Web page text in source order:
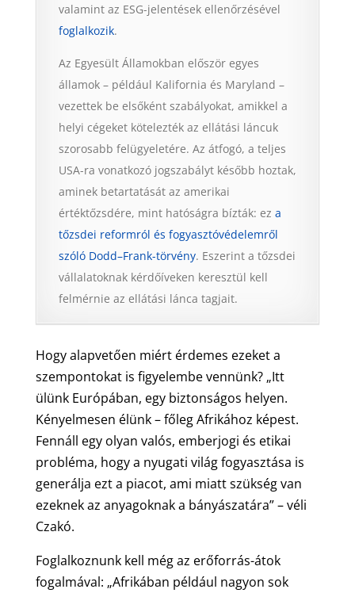
valamint az ESG-jelentések ellenőrzésével
foglalkozik.
Az Egyesült Államokban először egyes
államok – például Kalifornia és Maryland –
vezettek be elsőként szabályokat, amikkel a
helyi cégeket kötelezték az ellátási láncuk
szorosabb felügyeletére. Az átfogó, a teljes
USA-ra vonatkozó jogszabályt később hoztak,
aminek betartatását az amerikai
értéktőzsdére, mint hatóságra bízták: ez a
tőzsdei reformról és fogyasztóvédelemről
szóló Dodd–Frank-törvény. Eszerint a tőzsdei
vállalatoknak kérdőíveken keresztül kell
felmérnie az ellátási lánca tagjait.
Hogy alapvetően miért érdemes ezeket a
szempontokat is figyelembe vennünk? „Itt
ülünk Európában, egy biztonságos helyen.
Kényelmesen élünk – főleg Afrikához képest.
Fennáll egy olyan valós, emberjogi és etikai
probléma, hogy a nyugati világ fogyasztása is
generálja ezt a piacot, ami miatt szükség van
ezeknek az anyagoknak a bányászatára” – véli
Czakó.
Foglalkoznunk kell még az erőforrás-átok
fogalmával: „Afrikában például nagyon sok